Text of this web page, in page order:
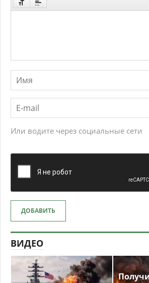
Или водите через социальные сети
ДОБАВИТЬ
ВИДЕО